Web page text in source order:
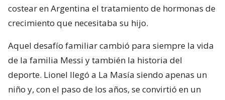
costear en Argentina el tratamiento de hormonas de
crecimiento que necesitaba su hijo.
Aquel desafío familiar cambió para siempre la vida
de la familia Messi y también la historia del
deporte. Lionel llegó a La Masía siendo apenas un
niño y, con el paso de los años, se convirtió en un